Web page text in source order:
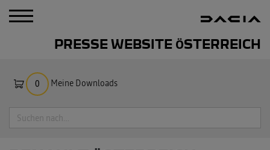
PRESSE WEBSITE ÖSTERREICH
0 Meine Downloads
Suche